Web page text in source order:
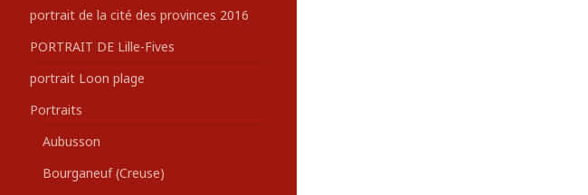
portrait de la cité des provinces 2016
PORTRAIT DE Lille-Fives
portrait Loon plage
Portraits
Aubusson
Bourganeuf (Creuse)